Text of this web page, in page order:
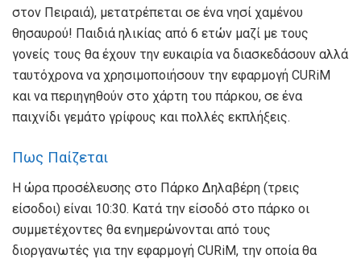
στον Πειραιά), μετατρέπεται σε ένα νησί χαμένου
θησαυρού! Παιδιά ηλικίας από 6 ετών μαζί με τους
γονείς τους θα έχουν την ευκαιρία να διασκεδάσουν αλλά
ταυτόχρονα να χρησιμοποιήσουν την εφαρμογή CURiM
και να περιηγηθούν στο χάρτη του πάρκου, σε ένα
παιχνίδι γεμάτο γρίφους και πολλές εκπλήξεις.
Πως Παίζεται
Η ώρα προσέλευσης στο Πάρκο Δηλαβέρη (τρεις
είσοδοι) είναι 10:30. Κατά την είσοδό στο πάρκο οι
συμμετέχοντες θα ενημερώνονται από τους
διοργανωτές για την εφαρμογή CURiM, την οποία θα